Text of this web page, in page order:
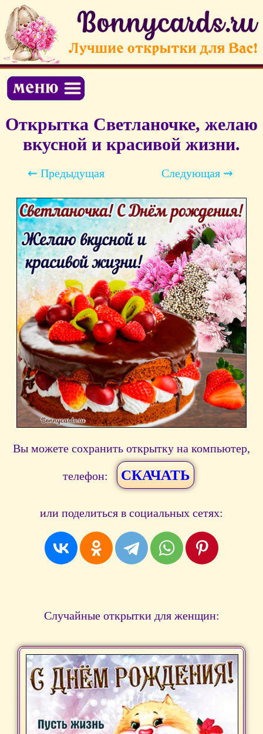
Открытка Светланочке, желаю
вкусной и красивой жизни.
⇜ Предыдущая Следующая ⇝
Вы можете сохранить открытку на компьютер,
телефон: СКАЧАТЬ
или поделиться в социальных сетях:
Случайные открытки для женщин: